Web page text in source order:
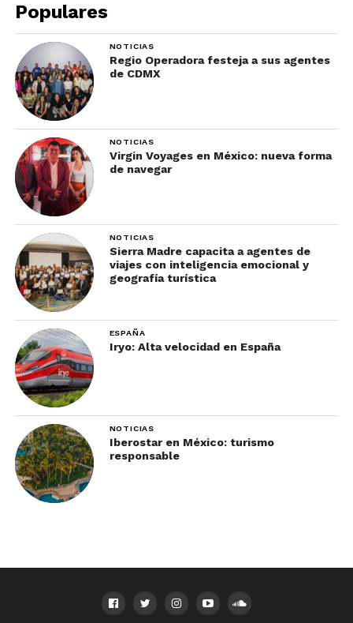
Populares
NOTICIAS
Regio Operadora festeja a sus agentes
de CDMX
NOTICIAS
Virgin Voyages en México: nueva forma
de navegar
NOTICIAS
Sierra Madre capacita a agentes de
viajes con inteligencia emocional y
geografía turística
ESPAÑA
Iryo: Alta velocidad en España
NOTICIAS
Iberostar en México: turismo
responsable